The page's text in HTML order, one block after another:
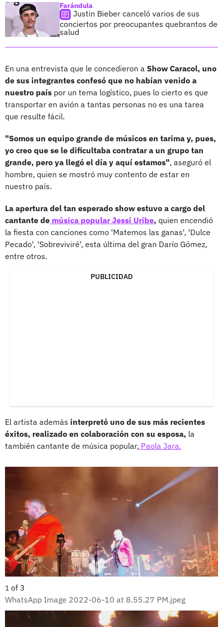
Farándula
Justin Bieber canceló varios de sus
conciertos por preocupantes quebrantos de
salud
En una entrevista que le concedieron a Show Caracol, uno
de sus integrantes confesó que no habían venido a
nuestro país por un tema logístico, pues lo cierto es que
transportar en avión a tantas personas no es una tarea
que resulte fácil.
"Somos un equipo grande de músicos en tarima y, pues,
yo creo que se le dificultaba contratar a un grupo tan
grande, pero ya llegó el día y aquí estamos", aseguró el
hombre, quien se mostró muy contento de estar en
nuestro país.
La apertura del tan esperado show estuvo a cargo del
cantante de música popular Jessi Uribe, quien encendió
la fiesta con canciones como 'Matemos las ganas', 'Dulce
Pecado', 'Sobreviviré', esta última del gran Darío Gómez,
entre otros.
PUBLICIDAD
El artista además interpretó uno de sus más recientes
éxitos, realizado en colaboración con su esposa, la
también cantante de música popular, Paola Jara.
1 of 3
WhatsApp Image 2022-06-10 at 8.55.27 PM.jpeg